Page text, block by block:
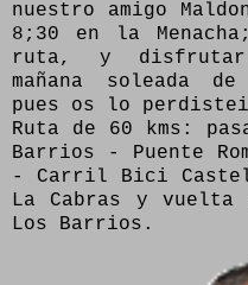
nuestro amigo
8;30 en la
ruta, y disfrutar
mañana soleada
pues os lo perdisteis
Ruta de 60 kms:
Barrios - Puente
- Carril Bici
La Cabras y
Los Barrios.